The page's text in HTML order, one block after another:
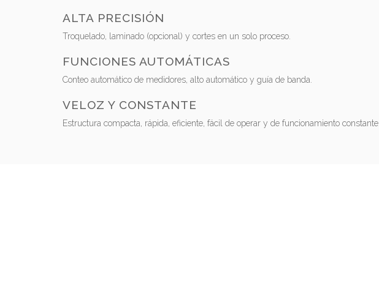
ALTA PRECISIÓN
Troquelado, laminado (opcional) y cortes en un solo proceso.
FUNCIONES AUTOMÁTICAS
Conteo automático de medidores, alto automático y guía de banda.
VELOZ Y CONSTANTE
Estructura compacta, rápida, eficiente, fácil de operar y de funcionamiento constante.